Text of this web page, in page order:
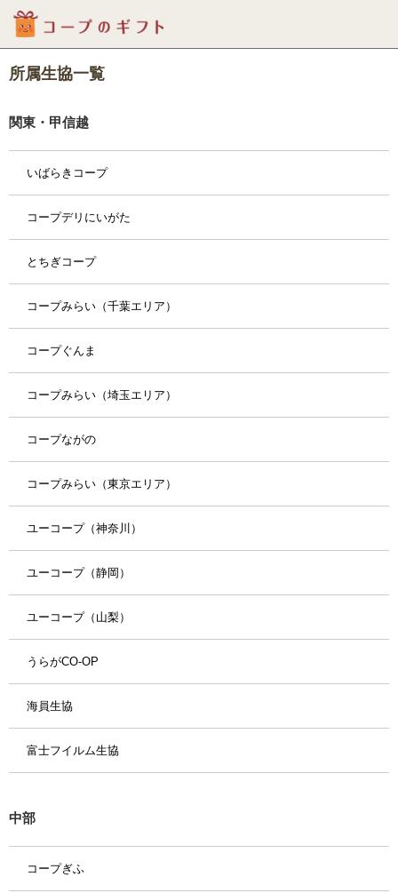
所属生協一覧
関東・甲信越
いばらきコープ
コープデリにいがた
とちぎコープ
コープみらい（千葉エリア）
コープぐんま
コープみらい（埼玉エリア）
コープながの
コープみらい（東京エリア）
ユーコープ（神奈川）
ユーコープ（静岡）
ユーコープ（山梨）
うらがCO-OP
海員生協
富士フイルム生協
中部
コープぎふ